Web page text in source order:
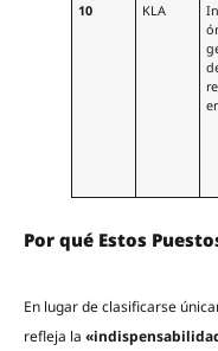
10 KLA
Por qué Estos
En lugar de clasificarse
refleja la